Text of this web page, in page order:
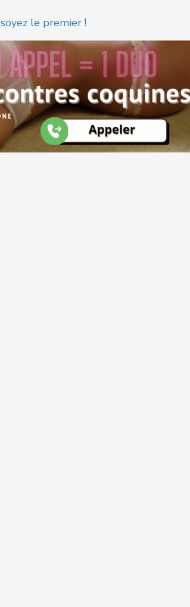
soyez le premier !